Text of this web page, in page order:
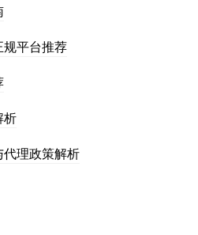
平台推荐
析
理政策解析